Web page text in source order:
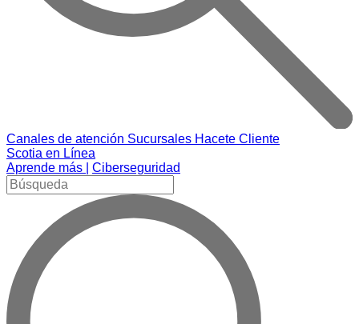
Canales de atención Sucursales Hacete Cliente
Scotia en Línea
Aprende más |
Ciberseguridad